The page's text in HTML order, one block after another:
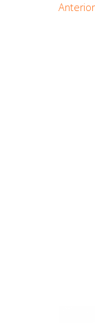
Anterior